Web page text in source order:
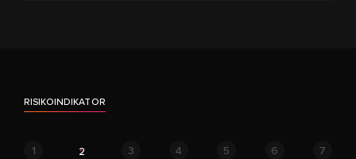
RISIKOINDIKATOR
1 2 3 4 5 6 7